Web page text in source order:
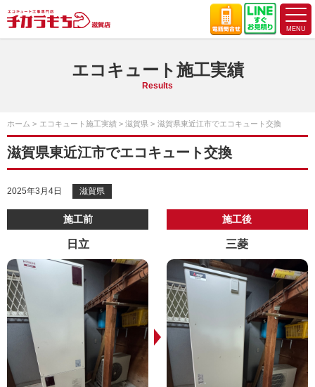
エコキュート施工実績
Results
ホーム エコキュート施工実績 滋賀県 滋賀県東近江市でエコキュート交換
滋賀県東近江市でエコキュート交換
2025年3月4日 滋賀県
施工前
日立
施工後
三菱